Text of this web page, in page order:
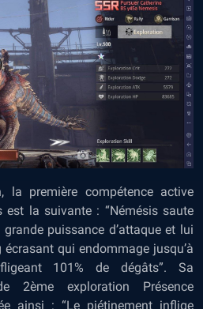
la première compétence active
est la suivante : “Némésis saute
puissance d’attaque et lui
qui endommage jusqu’à
101% de dégâts”. Sa
2ème exploration Présence
ainsi : “Le piétinement inflige